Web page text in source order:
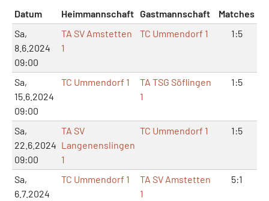
Datum Heimmannschaft Gastmannschaft Matches
Sa,
8.6.2024
09:00
TA SV Amstetten
1
TC Ummendorf 1 1:5
Sa,
15.6.2024
09:00
TC Ummendorf 1
TA TSG Söflingen
1
1:5
Sa,
22.6.2024
09:00
TA SV
Langenenslingen
1
TC Ummendorf 1 1:5
Sa,
6.7.2024
TC Ummendorf 1
TA SV Amstetten
1
5:1